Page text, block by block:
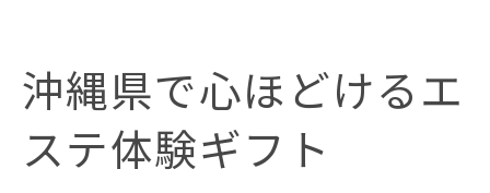
エステギフトで叶える至福のリラックスタ
イム
沖縄プレゼントに人気のエステコース特集
沖縄県で心ほどけるエ
ステ体験ギフト